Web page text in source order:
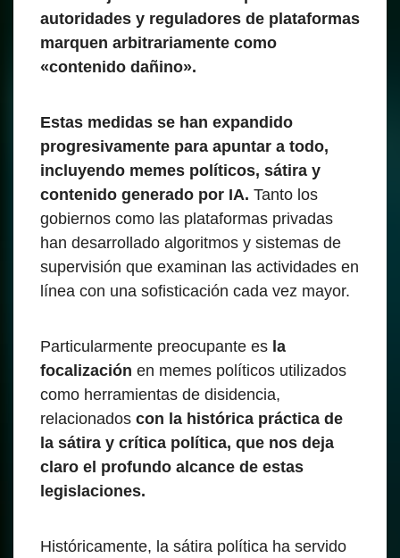
autoridades y reguladores de plataformas
marquen arbitrariamente como
«contenido dañino».
Estas medidas se han expandido
progresivamente para apuntar a todo,
incluyendo memes políticos, sátira y
contenido generado por IA. Tanto los
gobiernos como las plataformas privadas
han desarrollado algoritmos y sistemas de
supervisión que examinan las actividades en
línea con una sofisticación cada vez mayor.
Particularmente preocupante es la
focalización en memes políticos utilizados
como herramientas de disidencia,
relacionados con la histórica práctica de
la sátira y crítica política, que nos deja
claro el profundo alcance de estas
legislaciones.
Históricamente, la sátira política ha servido